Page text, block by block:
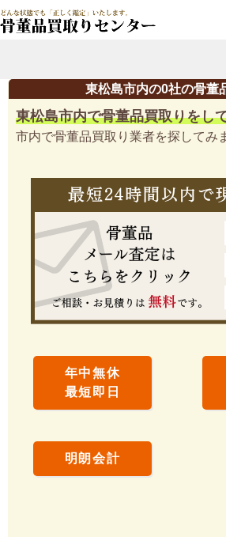
東松島市内の0社の骨董
東松島市内で骨董品買取りをし
市内で骨董品買取り業者を探してみ
年中無休
最短即日
明朗会計